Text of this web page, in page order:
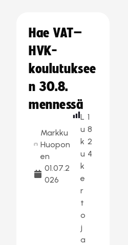
Hae VAT–
HVK-
koulutuksee
n 30.8.
mennessä
Markku
Huopon
en
01.07.2
026
L
u
k
u
k
e
r
t
o
j
a
1
8
2
4